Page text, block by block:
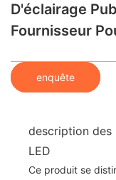
D'éclairage
Fournisseur
enquête
description des
LED
Ce produit se